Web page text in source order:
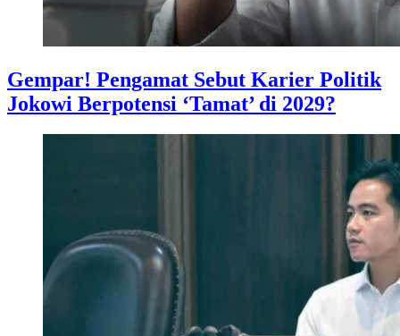
Gempar! Pengamat Sebut Karier Politik
Jokowi Berpotensi ‘Tamat’ di 2029?